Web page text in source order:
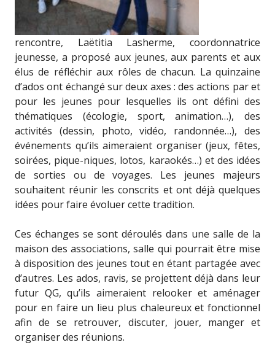
rencontre, Laëtitia Lasherme, coordonnatrice
jeunesse, a proposé aux jeunes, aux parents et aux
élus de réfléchir aux rôles de chacun. La quinzaine
d’ados ont échangé sur deux axes : des actions par et
pour les jeunes pour lesquelles ils ont défini des
thématiques (écologie, sport, animation…), des
activités (dessin, photo, vidéo, randonnée…), des
événements qu’ils aimeraient organiser (jeux, fêtes,
soirées, pique-niques, lotos, karaokés…) et des idées
de sorties ou de voyages. Les jeunes majeurs
souhaitent réunir les conscrits et ont déjà quelques
idées pour faire évoluer cette tradition.
Ces échanges se sont déroulés dans une salle de la
maison des associations, salle qui pourrait être mise
à disposition des jeunes tout en étant partagée avec
d’autres. Les ados, ravis, se projettent déjà dans leur
futur QG, qu’ils aimeraient relooker et aménager
pour en faire un lieu plus chaleureux et fonctionnel
afin de se retrouver, discuter, jouer, manger et
organiser des réunions.